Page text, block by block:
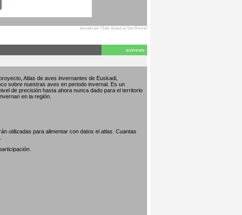
enviado por Olatz Aizpurua San Roman
avinews
Atlas de aves invernantes de Euskadi,
sobre nuestras aves en periodo invernal. Es un
de precisión hasta ahora nunca dado para el territorio
en la región.
utilizadas para alimentar con datos el atlas. Cuantas